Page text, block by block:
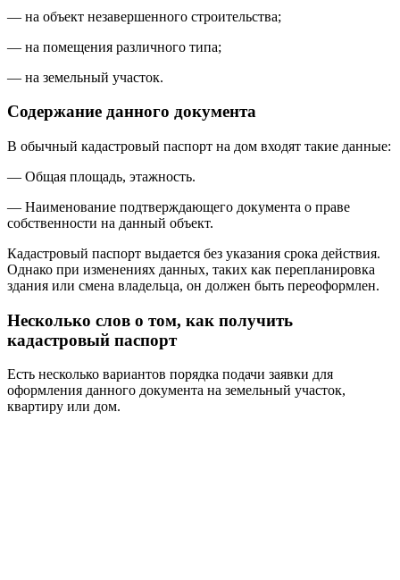
— на объект незавершенного строительства;
— на помещения различного типа;
— на земельный участок.
Содержание данного документа
В обычный кадастровый паспорт на дом входят такие данные:
— Общая площадь, этажность.
— Наименование подтверждающего документа о праве
собственности на данный объект.
Кадастровый паспорт выдается без указания срока действия.
Однако при изменениях данных, таких как перепланировка
здания или смена владельца, он должен быть переоформлен.
Несколько слов о том, как получить
кадастровый паспорт
Есть несколько вариантов порядка подачи заявки для
оформления данного документа на земельный участок,
квартиру или дом.